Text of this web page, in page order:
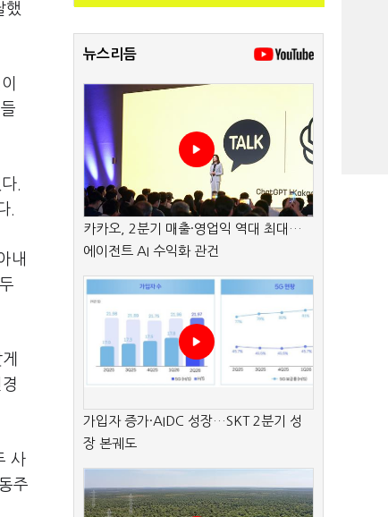
했
내
사
주
뉴스리듬
카카오, 2분기 매출·영업익 역대 최대…
에이전트 AI 수익화 관건
가입자 증가·AIDC 성장…SKT 2분기 성
장 본궤도